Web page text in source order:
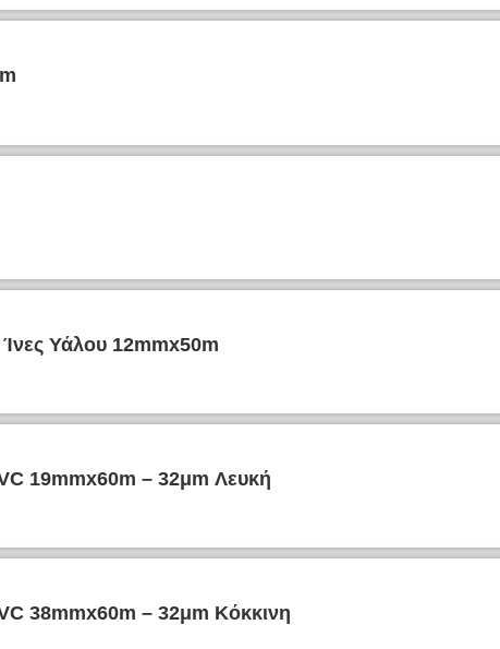
Υάλου 12mmx50m
19mmx60m – 32μm Λευκή
38mmx60m – 32μm Κόκκινη